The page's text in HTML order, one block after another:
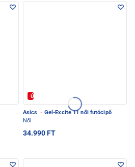
Új
Asics · Gel-Excite 11 női futócipő
Női
34.990 FT